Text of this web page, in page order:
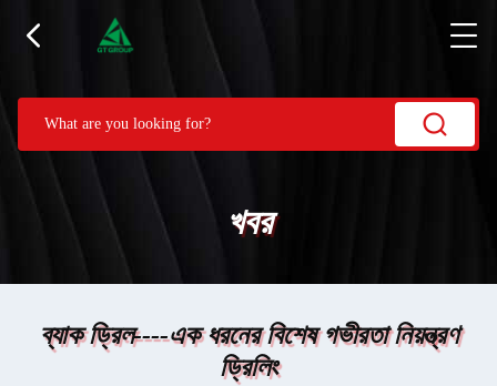
খবর
ব্যাক ড্রিল----এক ধরনের বিশেষ গভীরতা নিয়ন্ত্রণ
ড্রিলিং